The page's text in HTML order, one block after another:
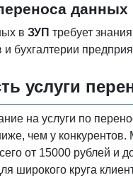
данных
в ЗУП требует
и бухгалтерии
услуги
на услуги по
чем у
от 15000 рублей и
широкого круга